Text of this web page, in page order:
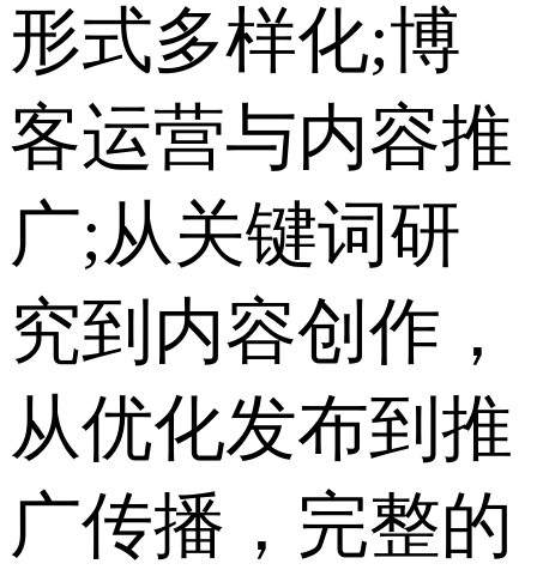
形式多样化;博
客运营与内容推
广;从关键词研
究到内容创作，
从优化发布到推
广传播，完整的